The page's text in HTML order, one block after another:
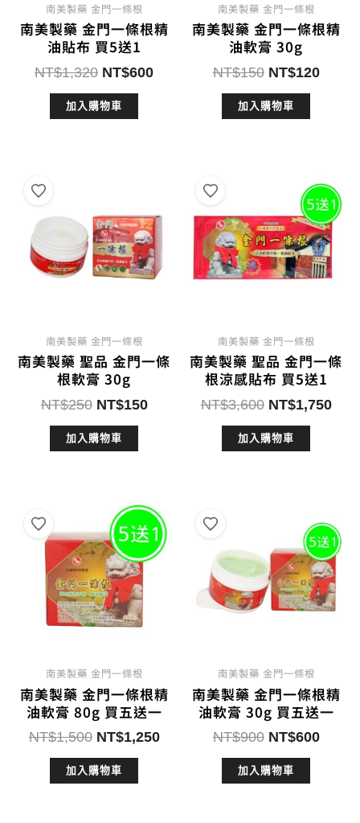
南美製藥 金門一條根
南美製藥 金門一條根精
油貼布 買5送1
NT$1,320 原
始
價
NT$600目
加入購物車
南美製藥 金門一條根
南美製藥 金門一條根精
油軟膏 30g
NT$150 原
始
價
NT$120目
加入購物車
南美製藥 金門一條根
南美製藥 聖品 金門一條
根軟膏 30g
NT$250 原
始
價
NT$150目
加入購物車
南美製藥 金門一條根
南美製藥 聖品 金門一條
根涼感貼布 買5送1
NT$3,600 原
始
價
NT$1,750目
加入購物車
南美製藥 金門一條根
南美製藥 金門一條根精
油軟膏 80g 買五送一
NT$1,500 原
始
價
NT$1,250目
加入購物車
南美製藥 金門一條根
南美製藥 金門一條根精
油軟膏 30g 買五送一
NT$900 原
始
價
NT$600目
加入購物車